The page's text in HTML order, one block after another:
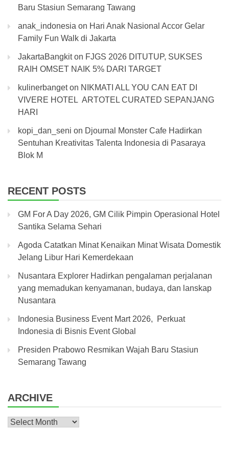
Baru Stasiun Semarang Tawang
anak_indonesia on Hari Anak Nasional Accor Gelar
Family Fun Walk di Jakarta
JakartaBangkiton FJGS 2026 DITUTUP, SUKSES
RAIH OMSET NAIK 5% DARI TARGET
kulinerbangeton NIKMATI ALL YOU CAN EAT DI
VIVERE HOTEL ARTOTEL CURATED SEPANJANG
HARI
kopi_dan_seni on Djournal Monster Cafe Hadirkan
Sentuhan Kreativitas Talenta Indonesia di Pasaraya
Blok M
RECENT POSTS
GM For A Day 2026, GM Cilik Pimpin Operasional Hotel
Santika Selama Sehari
Agoda Catatkan Minat Kenaikan Minat Wisata Domestik
Jelang Libur Hari Kemerdekaan
Nusantara Explorer Hadirkan pengalaman perjalanan
yang memadukan kenyamanan, budaya, dan lanskap
Nusantara
Indonesia Business Event Mart 2026, Perkuat
Indonesia di Bisnis Event Global
Presiden Prabowo Resmikan Wajah Baru Stasiun
Semarang Tawang
ARCHIVE
Archive